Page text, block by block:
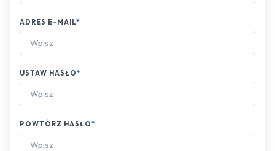
ADRES E-MAIL*
USTAW HASŁO*
POWTÓRZ HASŁO*